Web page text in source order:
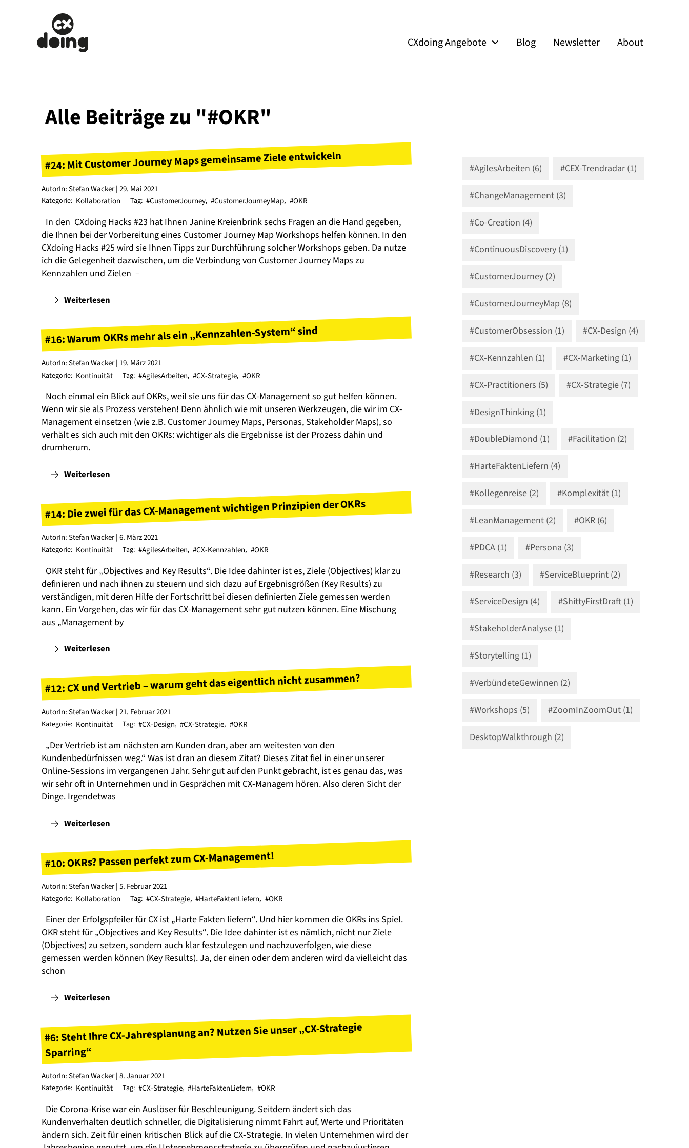
CXdoing Angebote Blog Newsletter About
Alle Beiträge zu "#OKR"
#24: Mit Customer Journey Maps gemeinsame Ziele entwickeln
AutorIn: Stefan Wacker | 29. Mai 2021
Kategorie: Kollaboration Tag: #CustomerJourney, #CustomerJourneyMap, #OKR
In den CXdoing Hacks #23 hat Ihnen Janine Kreienbrink sechs Fragen an die Hand gegeben,
die Ihnen bei der Vorbereitung eines Customer Journey Map Workshops helfen können. In den
CXdoing Hacks #25 wird sie Ihnen Tipps zur Durchführung solcher Workshops geben. Da nutze
ich die Gelegenheit dazwischen, um die Verbindung von Customer Journey Maps zu
Kennzahlen und Zielen –
Weiterlesen
#16: Warum OKRs mehr als ein „Kennzahlen-System“ sind
AutorIn: Stefan Wacker | 19. März 2021
Kategorie: Kontinuität Tag: #AgilesArbeiten, #CX-Strategie, #OKR
Noch einmal ein Blick auf OKRs, weil sie uns für das CX-Management so gut helfen können.
Wenn wir sie als Prozess verstehen! Denn ähnlich wie mit unseren Werkzeugen, die wir im CX-
Management einsetzen (wie z.B. Customer Journey Maps, Personas, Stakeholder Maps), so
verhält es sich auch mit den OKRs: wichtiger als die Ergebnisse ist der Prozess dahin und
drumherum.
Weiterlesen
#14: Die zwei für das CX-Management wichtigen Prinzipien der OKRs
AutorIn: Stefan Wacker | 6. März 2021
Kategorie: Kontinuität Tag: #AgilesArbeiten, #CX-Kennzahlen, #OKR
OKR steht für „Objectives and Key Results“. Die Idee dahinter ist es, Ziele (Objectives) klar zu
definieren und nach ihnen zu steuern und sich dazu auf Ergebnisgrößen (Key Results) zu
verständigen, mit deren Hilfe der Fortschritt bei diesen definierten Ziele gemessen werden
kann. Ein Vorgehen, das wir für das CX-Management sehr gut nutzen können. Eine Mischung
aus „Management by
Weiterlesen
#12: CX und Vertrieb – warum geht das eigentlich nicht zusammen?
AutorIn: Stefan Wacker | 21. Februar 2021
Kategorie: Kontinuität Tag: #CX-Design, #CX-Strategie, #OKR
„Der Vertrieb ist am nächsten am Kunden dran, aber am weitesten von den
Kundenbedürfnissen weg.“ Was ist dran an diesem Zitat? Dieses Zitat fiel in einer unserer
Online-Sessions im vergangenen Jahr. Sehr gut auf den Punkt gebracht, ist es genau das, was
wir sehr oft in Unternehmen und in Gesprächen mit CX-Managern hören. Also deren Sicht der
Dinge. Irgendetwas
Weiterlesen
#10: OKRs? Passen perfekt zum CX-Management!
AutorIn: Stefan Wacker | 5. Februar 2021
Kategorie: Kollaboration Tag: #CX-Strategie, #HarteFaktenLiefern, #OKR
Einer der Erfolgspfeiler für CX ist „Harte Fakten liefern“. Und hier kommen die OKRs ins Spiel.
OKR steht für „Objectives and Key Results“. Die Idee dahinter ist es nämlich, nicht nur Ziele
(Objectives) zu setzen, sondern auch klar festzulegen und nachzuverfolgen, wie diese
gemessen werden können (Key Results). Ja, der einen oder dem anderen wird da vielleicht das
schon
Weiterlesen
#6: Steht Ihre CX-Jahresplanung an? Nutzen Sie unser „CX-Strategie
Sparring“
AutorIn: Stefan Wacker | 8. Januar 2021
Kategorie: Kontinuität Tag: #CX-Strategie, #HarteFaktenLiefern, #OKR
Die Corona-Krise war ein Auslöser für Beschleunigung. Seitdem ändert sich das
Kundenverhalten deutlich schneller, die Digitalisierung nimmt Fahrt auf, Werte und Prioritäten
ändern sich. Zeit für einen kritischen Blick auf die CX-Strategie. In vielen Unternehmen wird der
#AgilesArbeiten (6) #CEX-Trendradar (1)
#ChangeManagement (3)
#Co-Creation (4)
#ContinuousDiscovery (1)
#CustomerJourney (2)
#CustomerJourneyMap (8)
#CustomerObsession (1) #CX-Design (4)
#CX-Kennzahlen (1) #CX-Marketing (1)
#CX-Practitioners (5) #CX-Strategie (7)
#DesignThinking (1)
#DoubleDiamond (1) #Facilitation (2)
#HarteFaktenLiefern (4)
#Kollegenreise (2) #Komplexität (1)
#LeanManagement (2) #OKR (6)
#PDCA (1) #Persona (3)
#Research (3) #ServiceBlueprint (2)
#ServiceDesign (4) #ShittyFirstDraft (1)
#StakeholderAnalyse (1)
#Storytelling (1)
#VerbündeteGewinnen (2)
#Workshops (5) #ZoomInZoomOut (1)
DesktopWalkthrough (2)